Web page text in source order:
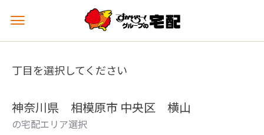
メ
ュ
を
丁目を選択してください
神奈川県 相模原市 中央区 横山
の宅配エリア選択